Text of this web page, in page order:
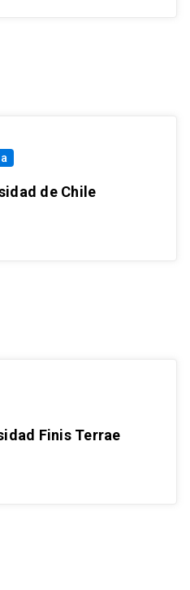
de Chile
Finis Terrae